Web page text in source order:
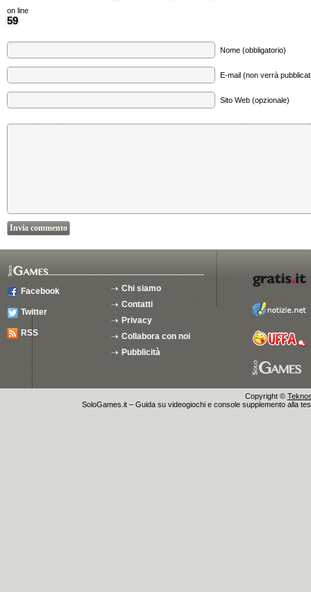
on line
59
Nome (obbligatorio)
E-mail (non verrà
Sito Web (opzionale)
Facebook
Twitter
RSS
Chi siamo
Contatti
Privacy
Collabora con noi
Pubblicità
Copyright ©
SoloGames.it – Guida su videogiochi e console supplemento alla